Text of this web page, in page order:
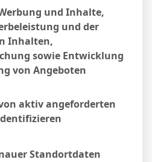
45`
45`
und Inhalte,
und der
Inhalten,
sowie Entwicklung
von Angeboten
aktiv angeforderten
Standortdaten